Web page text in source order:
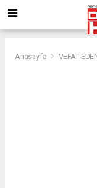
Anasayfa VEFAT